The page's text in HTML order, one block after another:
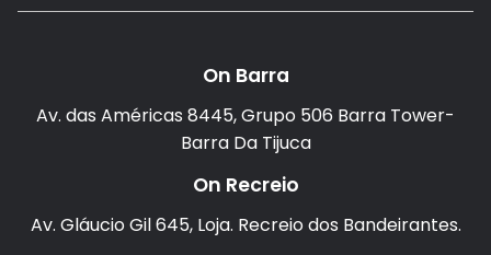
On Barra
Av. das Américas 8445, Grupo 506 Barra Tower-
Barra Da Tijuca
On Recreio
Av. Gláucio Gil 645, Loja. Recreio dos Bandeirantes.